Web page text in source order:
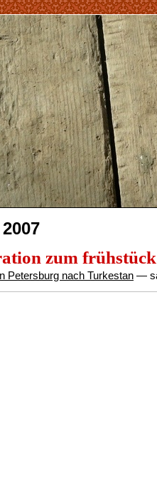
zum frühstück
Petersburg nach Turkestan —